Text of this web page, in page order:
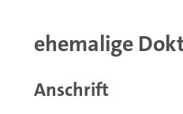
ehemalige
Anschrift